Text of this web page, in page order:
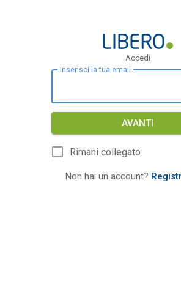
Accedi
Inserisci la tua email
AVANTI
Rimani collegato
Non hai un account?